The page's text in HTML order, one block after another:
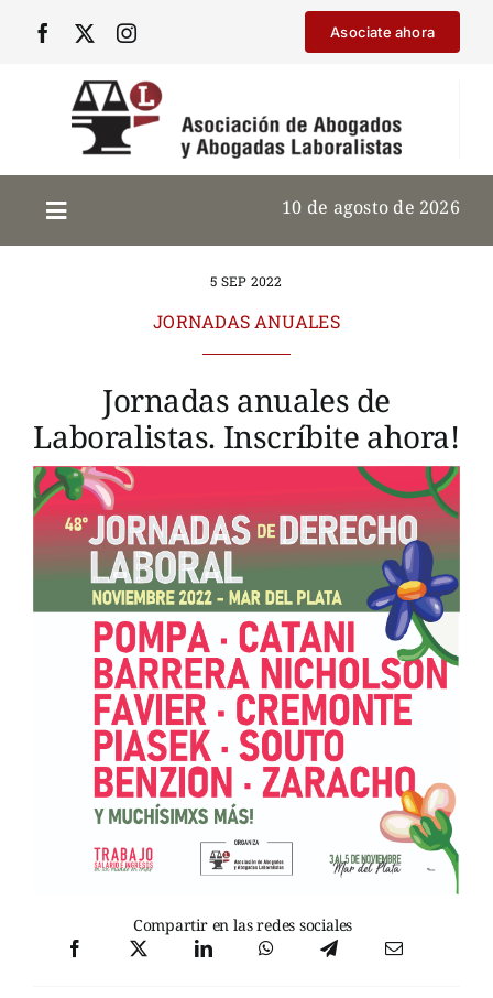
Asociate ahora
10 de agosto de 2026
5 SEP 2022
JORNADAS ANUALES
Jornadas anuales de
Laboralistas. Inscríbite ahora!
Compartir en las redes sociales